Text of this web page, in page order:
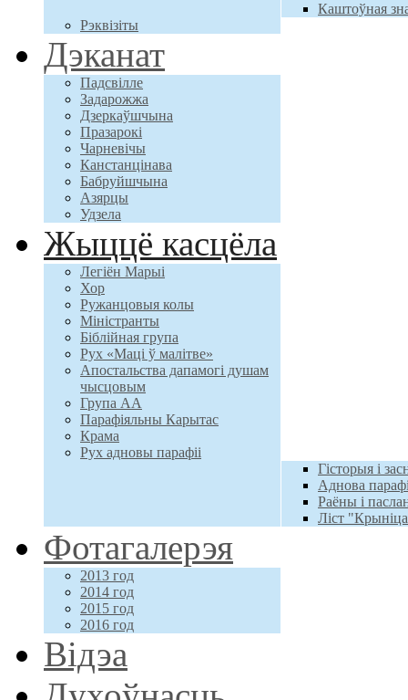
Каштоўная
Рэквізіты
Дэканат
Падсвілле
Задарожжа
Дзеркаўшчына
Празарокі
Чарневічы
Канстанцінава
Бабруйшчына
Азярцы
Удзела
Жыццё касцёла
Легіён Марыі
Хор
Ружанцовыя колы
Міністранты
Біблійная група
Рух «Маці ў малітве»
Апостальства дапамогі душам
чысцовым
Група АА
Парафіяльны Карытас
Крама
Рух адновы парафіі
Гісторыя і
Аднова
Раёны і
Ліст
Фотагалерэя
2013 год
2014 год
2015 год
2016 год
Відэа